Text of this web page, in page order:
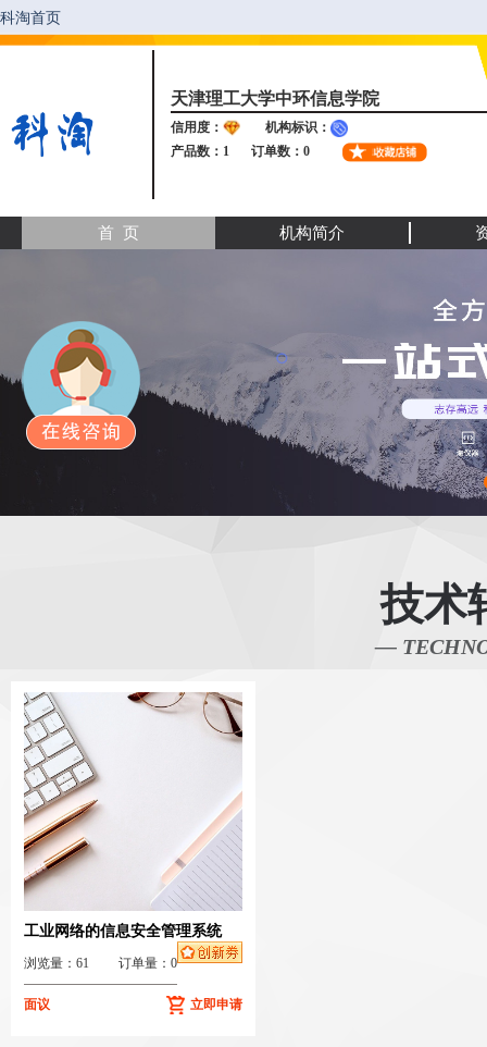
天津理工大学中环信息学院
信用度：
机构标识：
产品数：1
订单数：0
首 页 机构简介
技术
—
工业网络的信息安全管理系统
浏览量：61 订单量：0
面议 立即申请